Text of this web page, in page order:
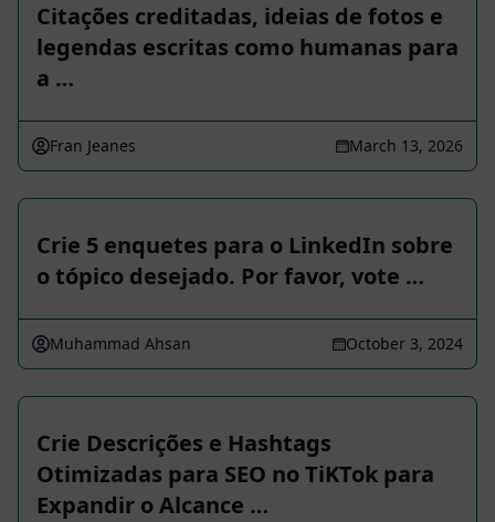
Citações creditadas, ideias de fotos e
legendas escritas como humanas para
a …
Fran Jeanes March 13, 2026
Crie 5 enquetes para o LinkedIn sobre
o tópico desejado. Por favor, vote …
Muhammad Ahsan October 3, 2024
Crie Descrições e Hashtags
Otimizadas para SEO no TiKTok para
Expandir o Alcance …